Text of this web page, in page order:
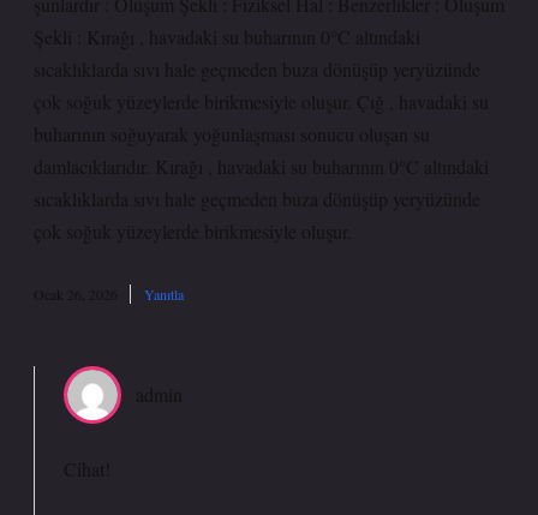
Şekli : Kırağı , havadaki su buharının 0°C altındaki
sıcaklıklarda sıvı hale geçmeden buza dönüşüp yeryüzünde
çok soğuk yüzeylerde birikmesiyle oluşur. Çığ , havadaki su
buharının soğuyarak yoğunlaşması sonucu oluşan su
damlacıklarıdır. Kırağı , havadaki su buharının 0°C altındaki
sıcaklıklarda sıvı hale geçmeden buza dönüşüp yeryüzünde
çok soğuk yüzeylerde birikmesiyle oluşur.
Ocak 26, 2026 Yanıtla
admin
Cihat!